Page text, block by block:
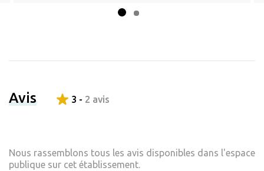
Avis 3 - 2 avis
Nous rassemblons tous les avis disponibles dans l'espace
publique sur cet établissement.